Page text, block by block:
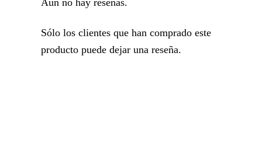
Sólo los clientes que han comprado este
producto puede dejar una reseña.